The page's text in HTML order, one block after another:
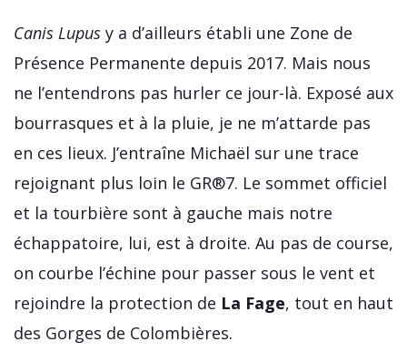
Canis Lupus y a d’ailleurs établi une Zone de
Présence Permanente depuis 2017. Mais nous
ne l’entendrons pas hurler ce jour-là. Exposé aux
bourrasques et à la pluie, je ne m’attarde pas
en ces lieux. J’entraîne Michaël sur une trace
rejoignant plus loin le GR®7. Le sommet officiel
et la tourbière sont à gauche mais notre
échappatoire, lui, est à droite. Au pas de course,
on courbe l’échine pour passer sous le vent et
rejoindre la protection de La Fage, tout en haut
des Gorges de Colombières.